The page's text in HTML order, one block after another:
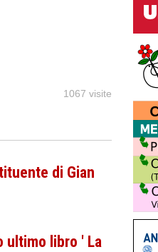
1067 visite
di Gian
ultimo libro ' La